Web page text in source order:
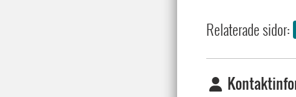
Relaterade sidor: